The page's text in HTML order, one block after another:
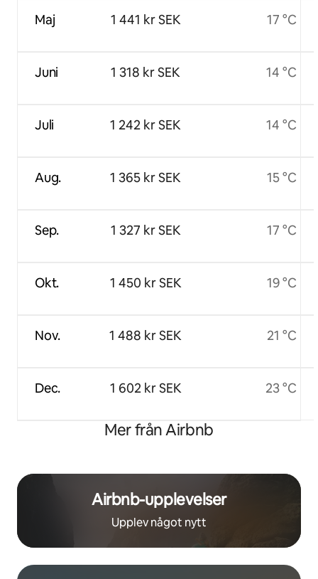
Maj
Juni
Juli
Aug.
Sep.
Okt.
Nov.
Dec.
1 441 kr SEK
1 318 kr SEK
1 242 kr SEK
1 365 kr SEK
1 327 kr SEK
1 450 kr SEK
1 488 kr SEK
1 602 kr SEK
17 °C
14 °C
14 °C
15 °C
17 °C
19 °C
21 °C
23 °C
Mer från Airbnb
Airbnb-upplevelser
Upplev något nytt